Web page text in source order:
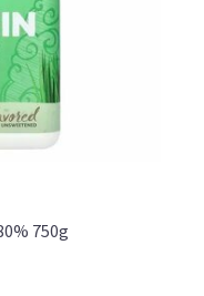
750g